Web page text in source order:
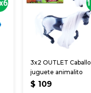
3x2 OUTLET Caballo
juguete animalito
$ 109